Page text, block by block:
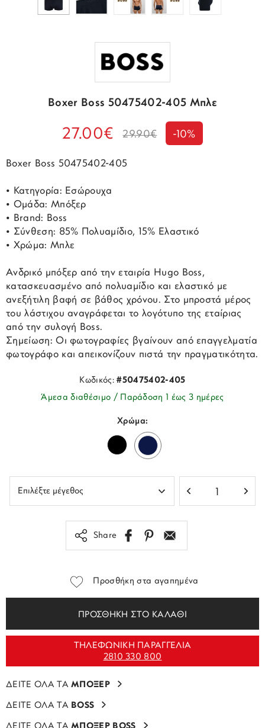
Boxer Boss 50475402-405 Μπλε
27.00€ 29.90€ -10%
Boxer Boss 50475402-405
• Κατηγορία: Εσώρουχα
• Ομάδα: Μπόξερ
• Brand: Boss
• Σύνθεση: 85% Πολυαμίδιο, 15% Ελαστικό
• Χρώμα: Μπλε
Ανδρικό μπόξερ από την εταιρία Hugo Boss,
κατασκευασμένο από πολυαμίδιο και ελαστικό με
ανεξήτιλη βαφή σε βάθος χρόνου. Στο μπροστά μέρος
του λάστιχου αναγράφεται το λογότυπο της εταίριας
από την συλογή Boss.
Σημείωση: Οι φωτογραφίες βγαίνουν από επαγγελματία
φωτογράφο και απεικονίζουν πιστά την πραγματικότητα.
Κωδικός:#50475402-405
Άμεσα διαθέσιμο / Παράδοση 1 έως 3 ημέρες
Χρώμα:
Share
Προσθήκη στα αγαπημένα
ΠΡΟΣΘΗΚΗ ΣΤΟ ΚΑΛΑΘΙ
ΤΗΛΕΦΩΝΙΚΗ ΠΑΡΑΓΓΕΛΙΑ
2810 330 800
ΔΕΙΤΕ ΟΛΑ ΤΑΜΠΟΞΕΡ
ΔΕΙΤΕ ΟΛΑ ΤΑ BOSS